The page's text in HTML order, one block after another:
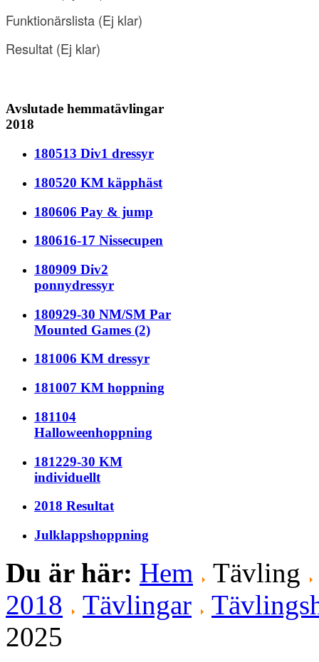
Funktionärslista (Ej klar)
Resultat (Ej klar)
Avslutade hemmatävlingar
2018
180513 Div1 dressyr
180520 KM käpphäst
180606 Pay & jump
180616-17 Nissecupen
180909 Div2
ponnydressyr
180929-30 NM/SM Par
Mounted Games (2)
181006 KM dressyr
181007 KM hoppning
181104
Halloweenhoppning
181229-30 KM
individuellt
2018 Resultat
Julklappshoppning
Du är här: Hem Tävling
2018
Tävlingar
2025